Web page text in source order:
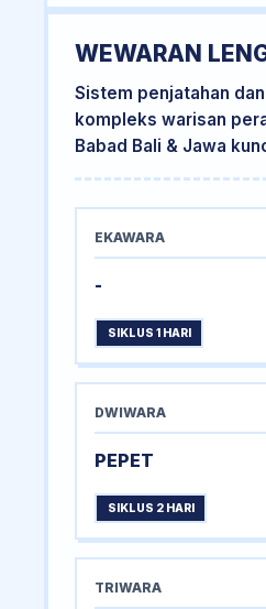
WEWARAN
Sistem penjatahan
kompleks warisan
Babad Bali & Jawa
EKAWARA
-
SIKLUS 1 HARI
DWIWARA
PEPET
SIKLUS 2 HARI
TRIWARA